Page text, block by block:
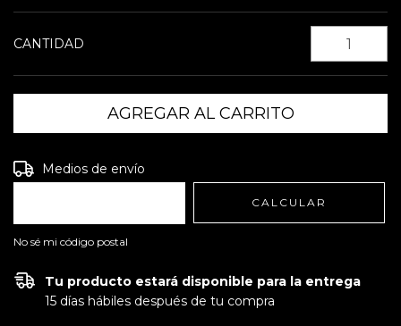
CANTIDAD
Entregas para el CP:
Medios de envío
CALCULAR
No sé mi código postal
Tu producto estará disponible para la entrega
15 días hábiles después de tu compra